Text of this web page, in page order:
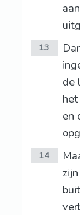
13
de
en
14